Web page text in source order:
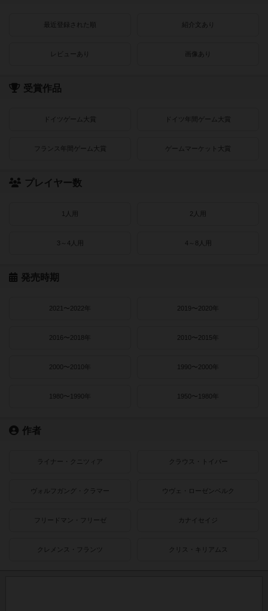
最近登録された順 紹介文あり
レビューあり 画像あり
受賞作品
ドイツゲーム大賞 ドイツ年間ゲーム大賞
フランス年間ゲーム大賞 ゲームマーケット大賞
プレイヤー数
1人用 2人用
3～4人用 4～8人用
発売時期
2021〜2022年 2019〜2020年
2016〜2018年 2010〜2015年
2000〜2010年 1990〜2000年
1980〜1990年 1950〜1980年
作者
ライナー・クニツィア クラウス・トイバー
ヴォルフガング・クラマー ウヴェ・ローゼンベルク
フリードマン・フリーゼ カナイセイジ
クレメンス・フランツ クリス・キリアムス